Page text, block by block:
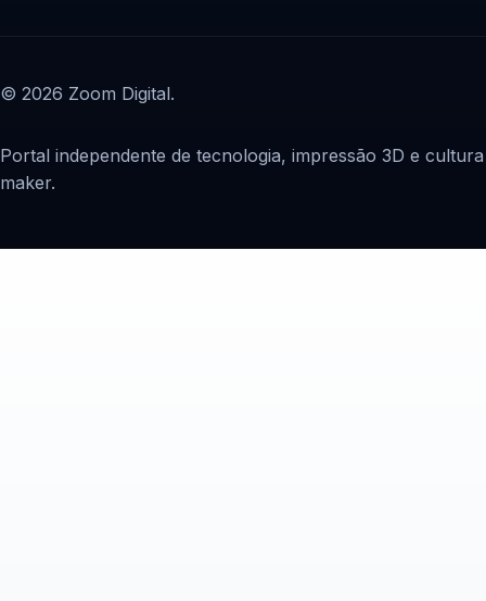
© 2026 Zoom Digital.
Portal independente de tecnologia, impressão 3D e cultura
maker.